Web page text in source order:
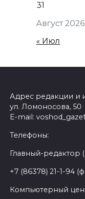
Август 2026
31
« Июл
Адрес редакции и
ул. Ломоносова, 50
E-mail:
Телефоны:
Главный-редактор
+7 (86378) 21-1-94
Компьютерный